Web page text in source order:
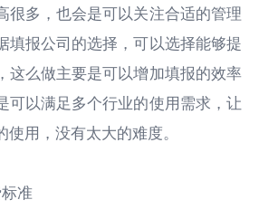
很多，也会是可以关注合适的管理
填报公司的选择，可以选择能够提
这么做主要是可以增加填报的效率
可以满足多个行业的使用需求，让
用，没有太大的难度。
准